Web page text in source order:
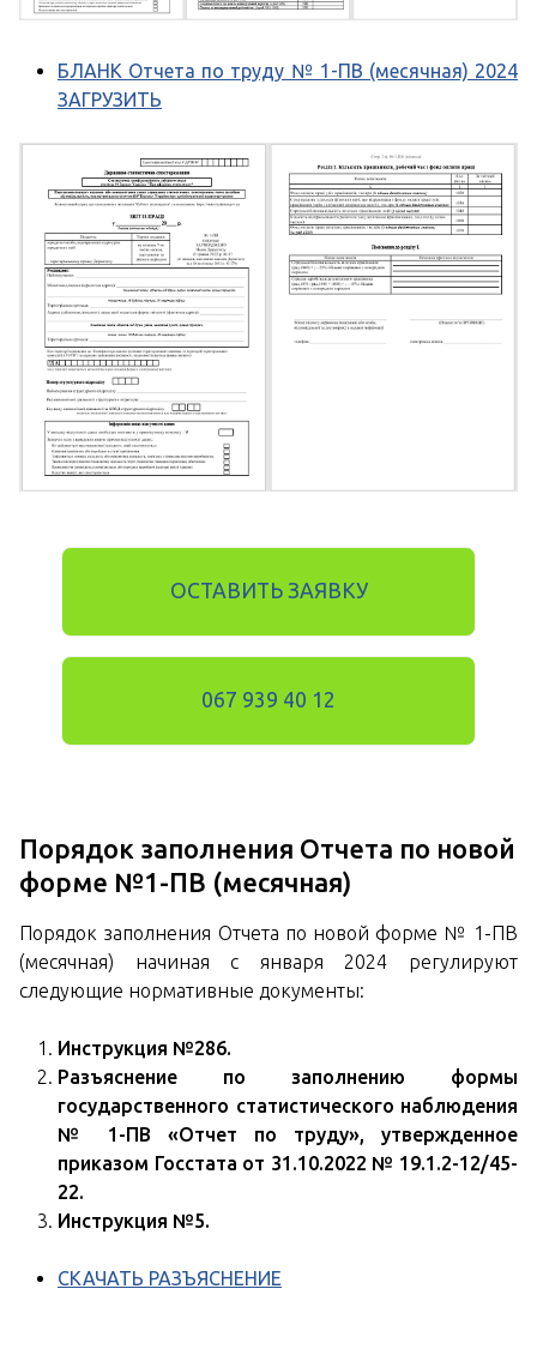
БЛАНК Отчета по труду № 1-ПВ (месячная) 2024
ЗАГРУЗИТЬ
ОСТАВИТЬ ЗАЯВКУ
067 939 40 12
Порядок заполнения Отчета по новой
форме №1-ПВ (месячная)
Порядок заполнения Отчета по новой форме № 1-ПВ
(месячная) начиная с января 2024 регулируют
следующие нормативные документы:
Инструкция №286.
Разъяснение по заполнению формы
государственного статистического наблюдения
№ 1-ПВ «Отчет по труду», утвержденное
приказом Госстата от 31.10.2022 № 19.1.2-12/45-
22.
Инструкция №5.
СКАЧАТЬ РАЗЪЯСНЕНИЕ